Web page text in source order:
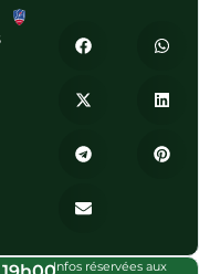
Infos réservées aux